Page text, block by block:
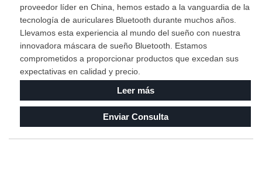
proveedor líder en China, hemos estado a la vanguardia de la
tecnología de auriculares Bluetooth durante muchos años.
Llevamos esta experiencia al mundo del sueño con nuestra
innovadora máscara de sueño Bluetooth. Estamos
comprometidos a proporcionar productos que excedan sus
expectativas en calidad y precio.
Leer más
Enviar Consulta